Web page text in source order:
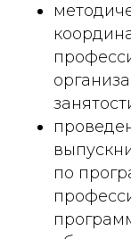
по